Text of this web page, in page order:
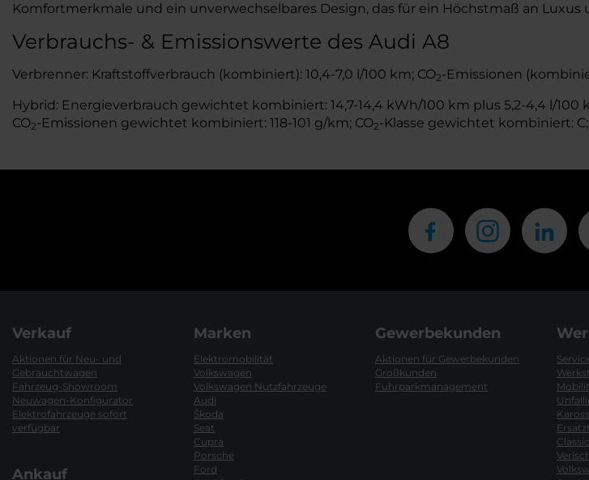
Komfortmerkmale und ein unverwechselbares Design, das für ein Höchstmaß an
Verbrauchs- & Emissionswerte des Audi A8
Verbrenner: Kraftstoffverbrauch (kombiniert): 10,4-7,0 l/100 km; CO2-Emissionen
Hybrid: Energieverbrauch gewichtet kombiniert: 14,7-14,4 kWh/100 km plus 5,2-4,4 l/
CO2-Emissionen gewichtet kombiniert: 118-101 g/km; CO2-Klasse gewichtet kombiniert: C;
Verkauf
Aktionen für Neu- und
Gebrauchtwagen
Fahrzeug-Showroom
Neuwagen-Konfigurator
Elektrofahrzeuge sofort
verfügbar
Ankauf
Marken
Elektromobilität
Volkswagen
Volkswagen Nutzfahrzeuge
Audi
Škoda
Seat
Cupra
Porsche
Ford
Gewerbekunden
Aktionen für Gewerbekunden
Großkunden
Fuhrparkmanagement